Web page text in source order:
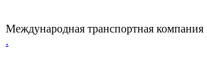
Международная транспортная компания
.